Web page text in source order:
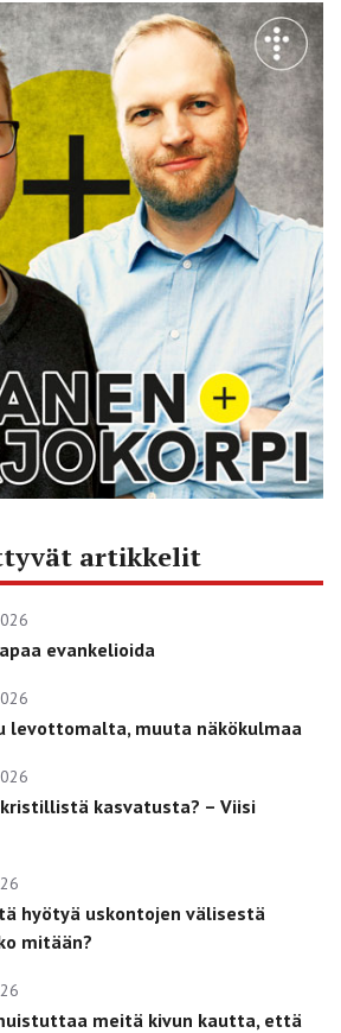
artikkelit
evankelioida
levottomalta, muuta näkökulmaa
kasvatusta? – Viisi
hyötyä uskontojen välisestä
mitään?
meitä kivun kautta, että